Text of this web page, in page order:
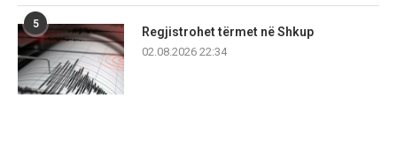
5
Regjistrohet tërmet në Shkup
02.08.2026 22:34